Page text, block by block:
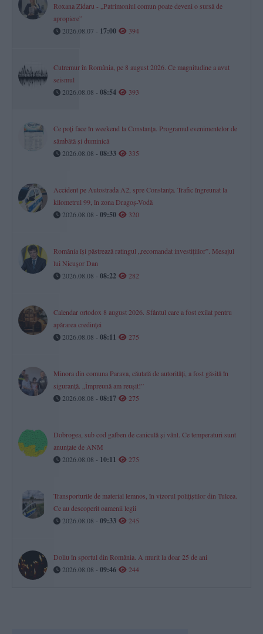
Roxana Zidaru - „Patrimoniul comun poate deveni o sursă de
apropiere”
2026.08.07 - 17:00 394
Cutremur în România, pe 8 august 2026. Ce magnitudine a avut
seismul
2026.08.08 - 08:54 393
Ce poți face în weekend la Constanța. Programul evenimentelor de
sâmbătă și duminică
2026.08.08 - 08:33 335
Accident pe Autostrada A2, spre Constanța. Trafic îngreunat la
kilometrul 99, în zona Dragoș-Vodă
2026.08.08 - 09:50 320
România își păstrează ratingul „recomandat investițiilor”. Mesajul
lui Nicușor Dan
2026.08.08 - 08:22 282
Calendar ortodox 8 august 2026. Sfântul care a fost exilat pentru
apărarea credinței
2026.08.08 - 08:11 275
Minora din comuna Parava, căutată de autorități, a fost găsită în
siguranță. „Împreună am reușit!”
2026.08.08 - 08:17 275
Dobrogea, sub cod galben de caniculă și vânt. Ce temperaturi sunt
anunțate de ANM
2026.08.08 - 10:11 275
Transporturile de material lemnos, în vizorul polițiștilor din Tulcea.
Ce au descoperit oamenii legii
2026.08.08 - 09:33 245
Doliu în sportul din România. A murit la doar 25 de ani
2026.08.08 - 09:46 244